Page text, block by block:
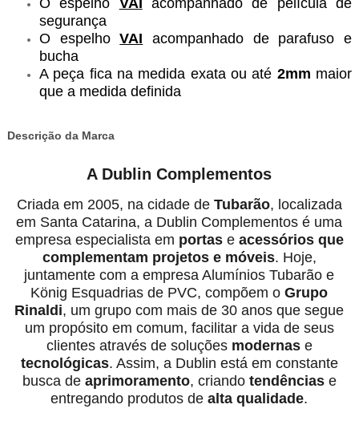
O espelho VAI
acompanhado de película de
segurança
O espelhoVAI acompanhado de parafuso e
bucha
A peça fica na medida exata ou até 2mm maior
que a medida definida
Descrição da Marca
A Dublin Complementos
Criada em 2005, na cidade de Tubarão, localizada
em Santa Catarina, a Dublin Complementos é uma
empresa especialista em portase acessórios que
complementam projetos e móveis. Hoje,
juntamente com a empresa Alumínios Tubarão e
König Esquadrias de PVC, compõem oGrupo
Rinaldi, um grupo com mais de 30 anos que segue
um propósito em comum, facilitar a vida de seus
clientes através de soluções modernase
tecnológicas. Assim, a Dublin está em constante
busca de aprimoramento, criando tendênciase
entregando produtos dealta qualidade.